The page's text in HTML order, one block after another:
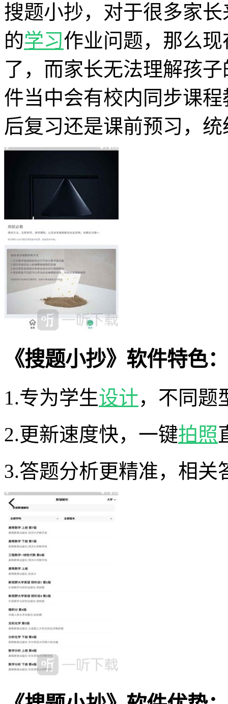
搜题小抄，对于很多家
的学习作业问题，那么
了，而家长无法理解孩
件当中会有校内同步课
后复习还是课前预习，
《搜题小抄》软件特色：
1.专为学生设计，不同题
2.更新速度快，一键拍照
3.答题分析更精准，相